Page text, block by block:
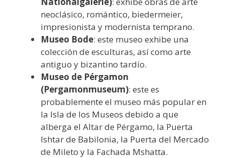
neoclásico, romántico, biedermeier,
impresionista y modernista temprano.
Museo Bode: este museo exhibe una
colección de esculturas, así como arte
antiguo y bizantino tardío.
Museo de Pérgamon
(Pergamonmuseum): este es
probablemente el museo más popular en
la Isla de los Museos debido a que
alberga el Altar de Pérgamo, la Puerta
Ishtar de Babilonia, la Puerta del Mercado
de Mileto y la Fachada Mshatta.